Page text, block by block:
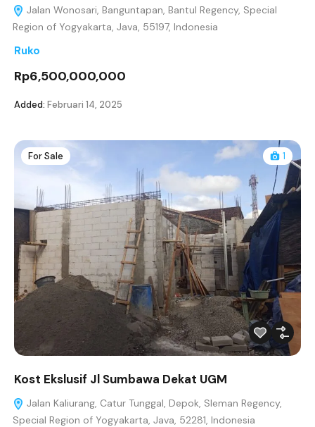
Jalan Wonosari, Banguntapan, Bantul Regency, Special
Region of Yogyakarta, Java, 55197, Indonesia
Ruko
Rp6,500,000,000
Added: Februari 14, 2025
For Sale 1
Kost Ekslusif Jl Sumbawa Dekat UGM
Jalan Kaliurang, Catur Tunggal, Depok, Sleman Regency,
Special Region of Yogyakarta, Java, 52281, Indonesia